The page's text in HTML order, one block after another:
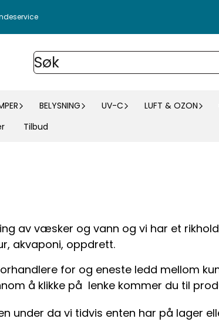
BELYSNING UV-C LUFT & OZON
Tilbud
av væsker og vann og vi har et
akvaponi, oppdrett.
for og eneste ledd mellom
å klikke på lenke kommer du til
under da vi tidvis enten har på lager